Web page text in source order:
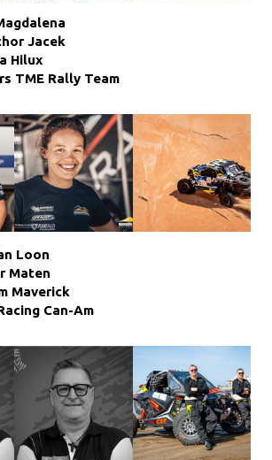
Jacek
Hilux
TME Rally Team
Loon
Maten
Maverick
Can-Am